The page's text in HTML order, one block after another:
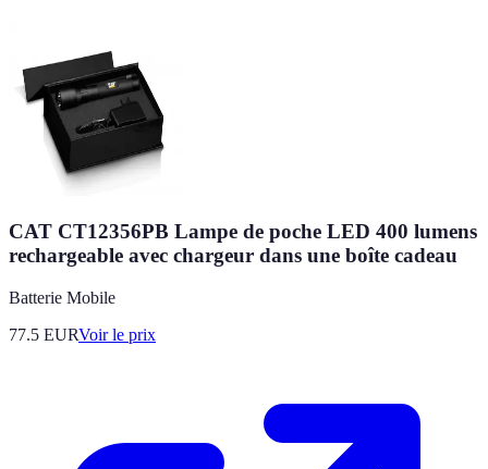
CAT CT12356PB Lampe de poche LED 400 lumens
rechargeable avec chargeur dans une boîte cadeau
Batterie Mobile
77.5 EURVoir le prix